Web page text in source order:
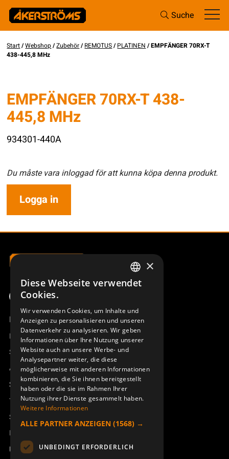
Suche
Start/Webshop/Zubehör/REMOTUS/PLATINEN / EMPFÄNGER 70RX-T
438-445,8 MHz
EMPFÄNGER 70RX-T 438-
445,8 MHz
934301-440A
Du måste vara inloggad för att kunna köpa denna produkt.
Logga in
Produktübersicht
Remotus
Sesam
Access_Ctrl
Support
Technischer Support
Service buchen
Handbücher und Videoanleitungen
Über Åkerströms
SWEDISH
DEUTSCH
×
Diese Webseite verwendet
Cookies.
Wir verwenden Cookies, um Inhalte und
Anzeigen zu personalisieren und unseren
Datenverkehr zu analysieren. Wir geben
Informationen über Ihre Nutzung unserer
Website auch an unsere Werbe- und
Analysepartner weiter, die diese
möglicherweise mit anderen Informationen
kombinieren, die Sie ihnen bereitgestellt
haben oder die sie im Rahmen Ihrer
Nutzung ihrer Dienste gesammelt haben.
Weitere Informationen
ALLE PARTNER ANZEIGEN (1568) →
UNBEDINGT ERFORDERLICH